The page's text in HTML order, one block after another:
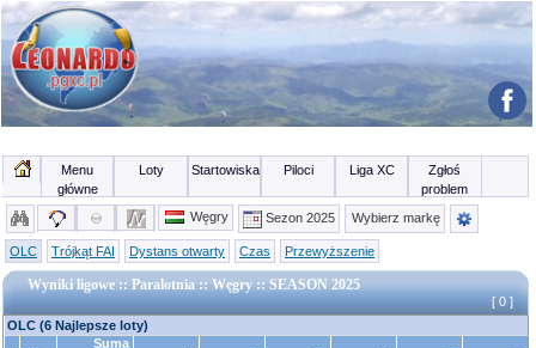
Menu
główne
Loty Startowiska Piloci Liga XC
Zgłoś
problem
Węgry
Sezon 2025 Wybierz markę
OLC Trójkąt FAI Dystans otwarty Czas Przewyższenie
Wyniki ligowe :: Paralotnia :: Węgry :: SEASON 2025
[ 0 ]
OLC (6 Najlepsze loty)
Suma